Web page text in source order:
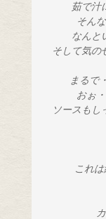
茹で汁
そん
なんと
まるで
おぉ
これ